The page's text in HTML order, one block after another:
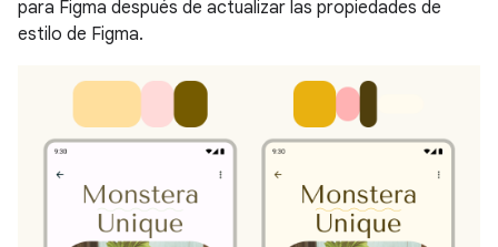
para Figma después de actualizar las propiedades de
estilo de Figma.